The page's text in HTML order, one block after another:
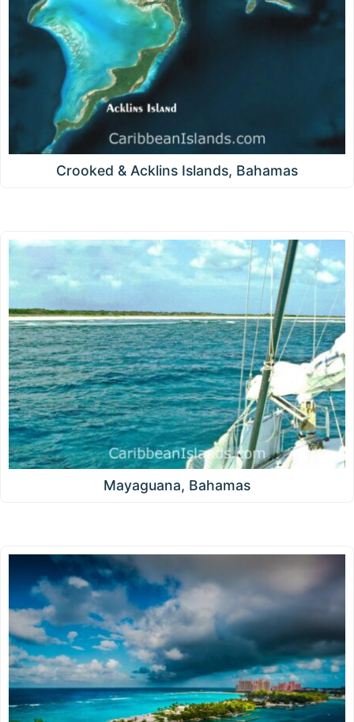
Crooked & Acklins Islands, Bahamas
Mayaguana, Bahamas